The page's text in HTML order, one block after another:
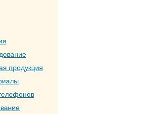
продукция